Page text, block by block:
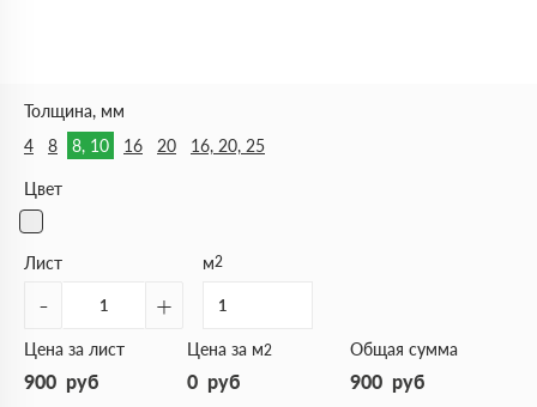
Толщина, мм
4
8 8, 10 16 20 16, 20, 25
Цвет
Лист
- +
м2
Цена за лист
900 руб
Цена за м2
0 руб
Общая сумма
900 руб